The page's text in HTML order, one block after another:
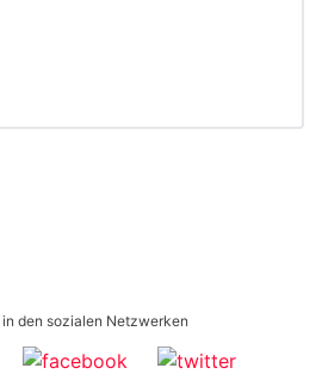
in den sozialen Netzwerken